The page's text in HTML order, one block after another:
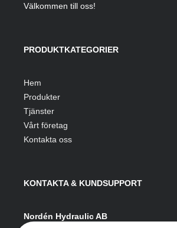
Välkommen till oss!
PRODUKTKATEGORIER
Hem
Produkter
Tjänster
Vårt företag
Kontakta oss
KONTAKTA & KUNDSUPPORT
Nordén Hydraulic AB